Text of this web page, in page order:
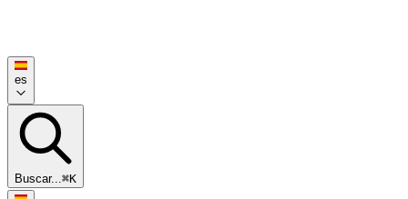
es
Buscar...⌘K